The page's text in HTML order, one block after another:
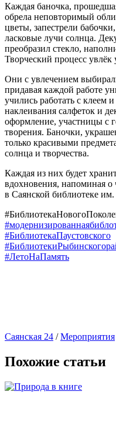
Каждая баночка,
обрела неповторимый
цветы, запестрели
ласковые лучи солнца.
преобразил стекло,
Творческий процесс
Они с увлечением
придавая каждой работе
учились работать с клеем
наклеивания салфеток
оформление, участницы с
творения. Баночки,
только красивыми
солнца и творчества.
Каждая из них будет
вдохновения, напоминая
в Саянской библиотеке
#БиблиотекаПаустовского
#ЛетоНаПамять
Саянская 24 /Мероприятия
Похожие статьи